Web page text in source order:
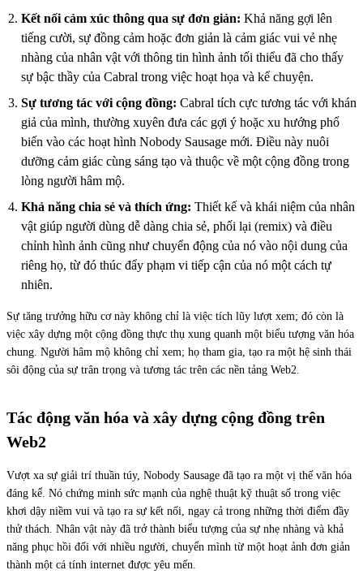
Kết nối cảm xúc thông qua sự đơn giản: Khả năng gợi lên
tiếng cười, sự đồng cảm hoặc đơn giản là cảm giác vui vẻ nhẹ
nhàng của nhân vật với thông tin hình ảnh tối thiểu đã cho thấy
sự bậc thầy của Cabral trong việc hoạt họa và kể chuyện.
Sự tương tác với cộng đồng: Cabral tích cực tương tác với khán
giả của mình, thường xuyên đưa các gợi ý hoặc xu hướng phổ
biến vào các hoạt hình Nobody Sausage mới. Điều này nuôi
dưỡng cảm giác cùng sáng tạo và thuộc về một cộng đồng trong
lòng người hâm mộ.
Khả năng chia sẻ và thích ứng: Thiết kế và khái niệm của nhân
vật giúp người dùng dễ dàng chia sẻ, phối lại (remix) và điều
chỉnh hình ảnh cũng như chuyển động của nó vào nội dung của
riêng họ, từ đó thúc đẩy phạm vi tiếp cận của nó một cách tự
nhiên.
Sự tăng trưởng hữu cơ này không chỉ là việc tích lũy lượt xem; đó còn là
việc xây dựng một cộng đồng thực thụ xung quanh một biểu tượng văn hóa
chung. Người hâm mộ không chỉ xem; họ tham gia, tạo ra một hệ sinh thái
sôi động của sự trân trọng và tương tác trên các nền tảng Web2.
Tác động văn hóa và xây dựng cộng đồng trên
Web2
Vượt xa sự giải trí thuần túy, Nobody Sausage đã tạo ra một vị thế văn hóa
đáng kể. Nó chứng minh sức mạnh của nghệ thuật kỹ thuật số trong việc
khơi dậy niềm vui và tạo ra sự kết nối, ngay cả trong những thời điểm đầy
thử thách. Nhân vật này đã trở thành biểu tượng của sự nhẹ nhàng và khả
năng phục hồi đối với nhiều người, chuyển mình từ một hoạt ảnh đơn giản
thành một cá tính internet được yêu mến.